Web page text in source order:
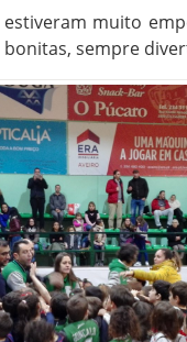
muito
sempre